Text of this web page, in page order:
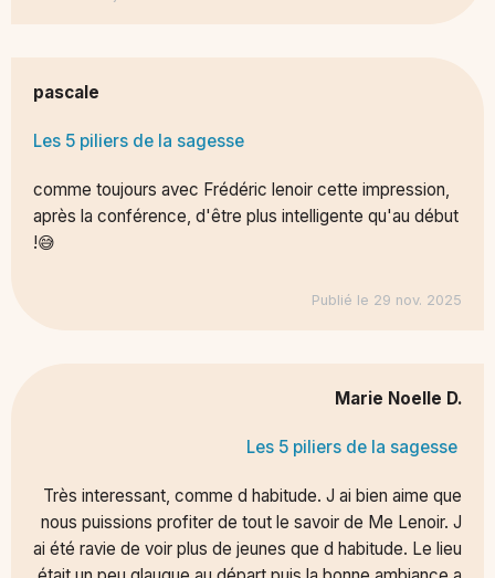
pascale
Les 5 piliers de la sagesse
comme toujours avec Frédéric lenoir cette impression,
après la conférence, d'être plus intelligente qu'au début
!😅
Publié le 29 nov. 2025
Marie Noelle D.
Les 5 piliers de la sagesse
Très interessant, comme d habitude. J ai bien aime que
nous puissions profiter de tout le savoir de Me Lenoir. J
ai été ravie de voir plus de jeunes que d habitude. Le lieu